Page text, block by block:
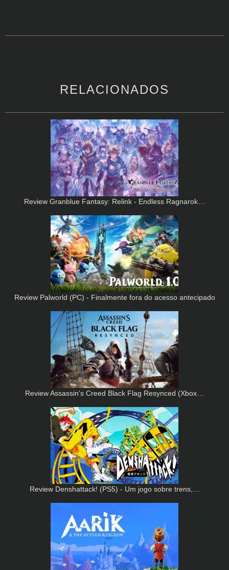
RELACIONADOS
Review Granblue Fantasy: Relink - Endless Ragnarok…
Review Palworld (PC) - Finalmente fora do acesso antecipado
Review Assassin’s Creed Black Flag Resynced (Xbox…
Review Denshattack! (PS5) - Um jogo sobre trens,…